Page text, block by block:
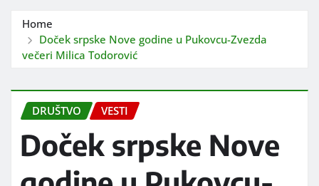
Home
Doček srpske Nove godine u Pukovcu-Zvezda
večeri Milica Todorović
DRUŠTVO VESTI
Doček srpske Nove